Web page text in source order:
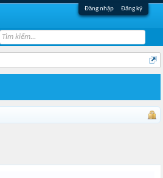
Đăng nhập Đăng ký